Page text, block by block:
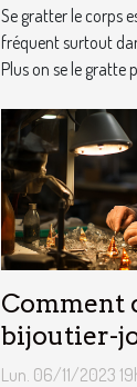
Se gratter le corps
fréquent surtout
Plus on se le gratte
Comment
bijoutier-
Lun. 06/11/2023